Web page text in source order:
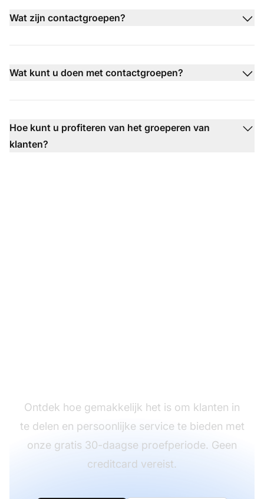
Wat zijn contactgroepen?
Wat kunt u doen met contactgroepen?
Hoe kunt u profiteren van het groeperen van
klanten?
Ontdek hoe gemakkelijk het is om klanten in
te delen en persoonlijke service te bieden met
onze gratis 30-daagse proefperiode. Geen
creditcard vereist.